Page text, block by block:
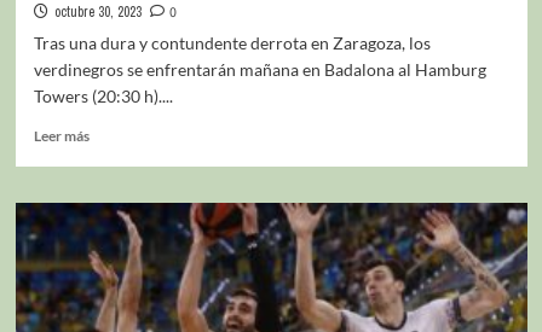
octubre 30, 2023
0
Tras una dura y contundente derrota en Zaragoza, los
verdinegros se enfrentarán mañana en Badalona al Hamburg
Towers (20:30 h)....
Leer más